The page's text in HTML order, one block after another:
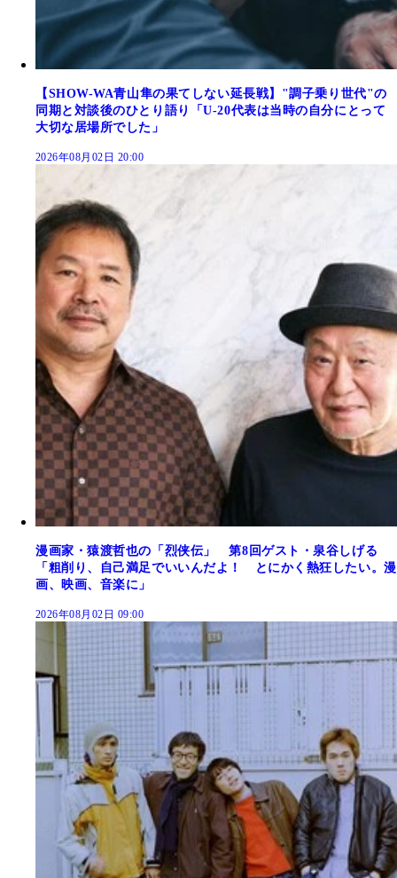
【SHOW-WA青山隼の果てしない延長戦】"調子乗り世代"の
同期と対談後のひとり語り「U-20代表は当時の自分にとって
大切な居場所でした」
2026年08月02日 20:00
漫画家・猿渡哲也の「烈侠伝」 第8回ゲスト・泉谷しげる
「粗削り、自己満足でいいんだよ！ とにかく熱狂したい。漫
画、映画、音楽に」
2026年08月02日 09:00